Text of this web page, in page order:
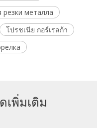
резки металла
โปรชเนีย กอร์เรลก้า
เพิ่มเติม